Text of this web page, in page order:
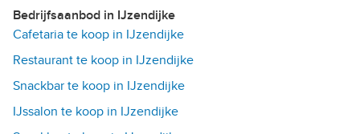
Bedrijfsaanbod in IJzendijke
Cafetaria te koop in IJzendijke
Restaurant te koop in IJzendijke
Snackbar te koop in IJzendijke
IJssalon te koop in IJzendijke